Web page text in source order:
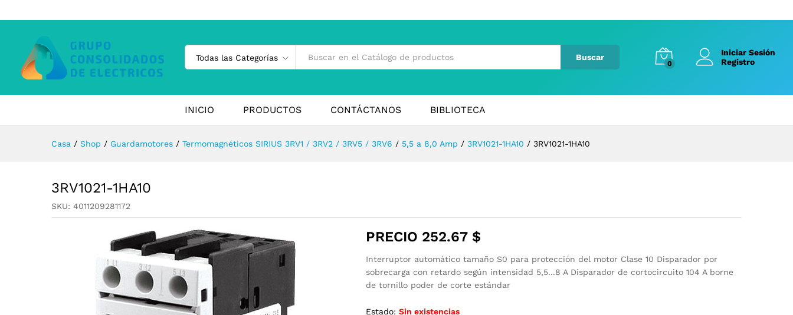
Todas las Categorías Buscar
0
Iniciar Sesión
Registro
INICIO PRODUCTOS CONTÁCTANOS BIBLIOTECA
Casa / Shop / Guardamotores / Termomagnéticos SIRIUS 3RV1 / 3RV2 / 3RV5 / 3RV6 / 5,5 a 8,0 Amp / 3RV1021-1HA10 / 3RV1021-1HA10
3RV1021-1HA10
SKU: 4011209281172
PRECIO 252.67 $
Interruptor automático tamaño S0 para protección del motor Clase 10 Disparador por
sobrecarga con retardo según intensidad 5,5...8 A Disparador de cortocircuito 104 A borne
de tornillo poder de corte estándar
Estado: Sin existencias